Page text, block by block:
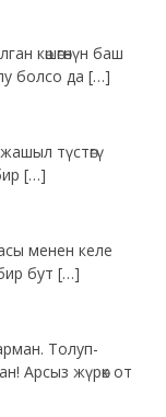
көшөгөнүн баш
болсо да […]
түстөгү
[…]
менен келе
бут […]
Толуп-
Арсыз жүрөк от